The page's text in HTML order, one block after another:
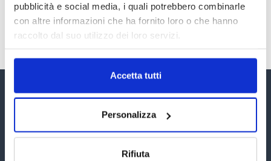
pubblicità e social media, i quali potrebbero combinarle
con altre informazioni che ha fornito loro o che hanno
raccolto dal suo utilizzo dei loro servizi.
Accetta tutti
Personalizza
Rifiuta
TUTTI GLI ARTICOLI DEL MESE
Assinform Editore
Chi siamo